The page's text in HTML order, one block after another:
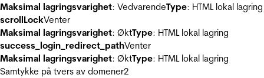
Maksimal lagringsvarighet: VedvarendeType: HTML lokal lagring
scrollLockVenter
Maksimal lagringsvarighet: ØktType: HTML lokal lagring
success_login_redirect_pathVenter
Maksimal lagringsvarighet: ØktType: HTML lokal lagring
Samtykke på tvers av domener2